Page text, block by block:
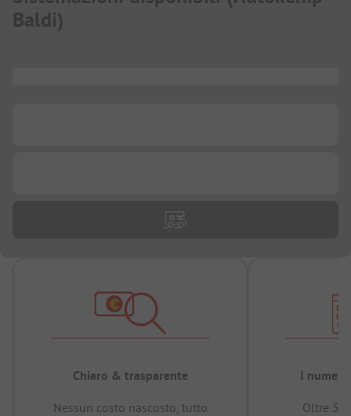
Baldi)
Chiaro & trasparente
Nessun costo nascosto, tutto
I numeri
Oltre